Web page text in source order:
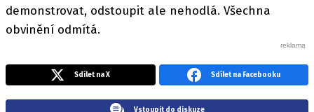
demonstrovat, odstoupit ale nehodlá. Všechna
obvinění odmítá.
Sdílet na X Sdílet na Facebooku
Vstoupit do diskuze